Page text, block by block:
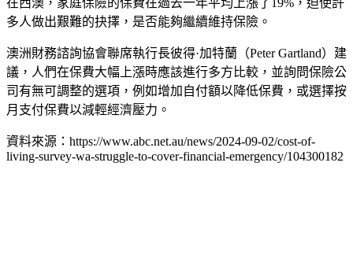
多人做出艱難的抉擇，是否能夠繼續維持保險。
澳洲財務諮詢協會聯席執行長彼得·加特蘭（Peter Gartland）建
議，人們在保費大幅上漲時應該進行多方比較，並詢問保險公
司有無可調整的選項，例如增加自付額以降低保費，或選擇按
月支付保費以減輕經濟壓力。
資料來源：https://www.abc.net.au/news/2024-09-02/cost-of-
living-survey-wa-struggle-to-cover-financial-emergency/104300182